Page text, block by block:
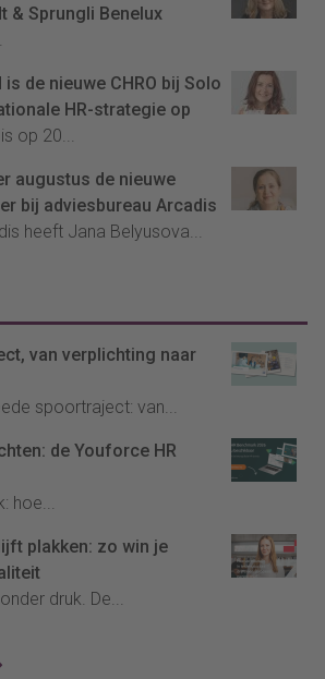
& Sprungli Benelux
de nieuwe CHRO bij Solo
HR-strategie op
op 20...
augustus de nieuwe
bij adviesbureau Arcadis
heeft Jana Belyusova...
van verplichting naar
spoortraject: van...
de Youforce HR
hoe...
plakken: zo win je
druk. De...